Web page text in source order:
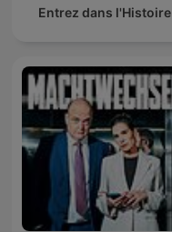
Entrez dans l'Histoire